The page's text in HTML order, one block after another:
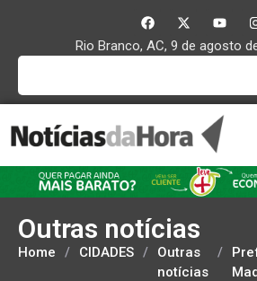
Rio Branco, AC, 9 de agosto
Outras notícias
Home / CIDADES /
Outras
notícias
/